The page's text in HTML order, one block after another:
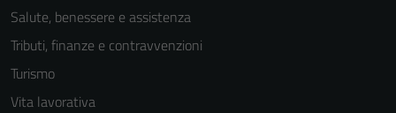
Salute, benessere e assistenza
Tributi, finanze e contravvenzioni
Turismo
Vita lavorativa